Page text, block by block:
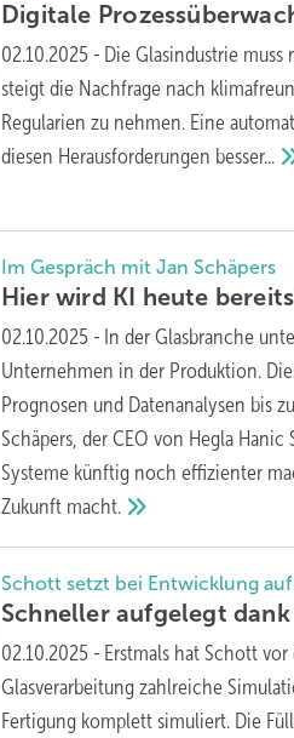
Digitale
02.10.2025 - Die Glasindustrie
steigt die Nachfrage nach
Regularien zu nehmen. Eine
diesen Herausforderungen besser...
Im Gespräch mit Jan Schäpers
Hier wird KI heute
02.10.2025 - In der Glasbranche
Unternehmen in der Produktion.
Prognosen und Datenanalysen bis
Schäpers, der CEO von Hegla
Systeme künftig noch effizienter
Zukunft macht.
Schott setzt bei Entwicklung
Schneller aufgelegt dank
02.10.2025 - Erstmals hat Schott
Glasverarbeitung zahlreiche
Fertigung komplett simuliert. Die